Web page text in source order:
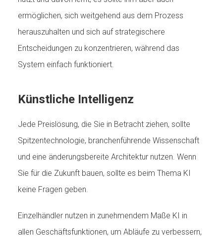
ermöglichen, sich weitgehend aus dem Prozess
herauszuhalten und sich auf strategischere
Entscheidungen zu konzentrieren, während das
System einfach funktioniert.
Künstliche Intelligenz
Jede Preislösung, die Sie in Betracht ziehen, sollte
Spitzentechnologie, branchenführende Wissenschaft
und eine änderungsbereite Architektur nutzen. Wenn
Sie für die Zukunft bauen, sollte es beim Thema KI
keine Fragen geben.
Einzelhändler nutzen in zunehmendem Maße KI in
allen Geschäftsfunktionen, um Abläufe zu verbessern,